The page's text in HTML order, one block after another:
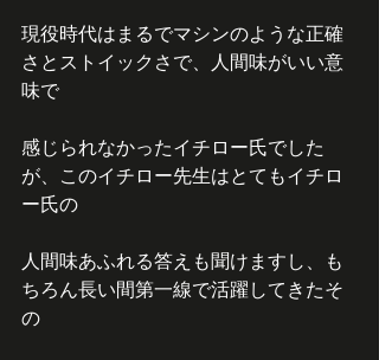
現役時代はまるでマシンのような正確
さとストイックさで、人間味がいい意
味で
感じられなかったイチロー氏でした
が、このイチロー先生はとてもイチロ
ー氏の
人間味あふれる答えも聞けますし、も
ちろん長い間第一線で活躍してきたそ
の